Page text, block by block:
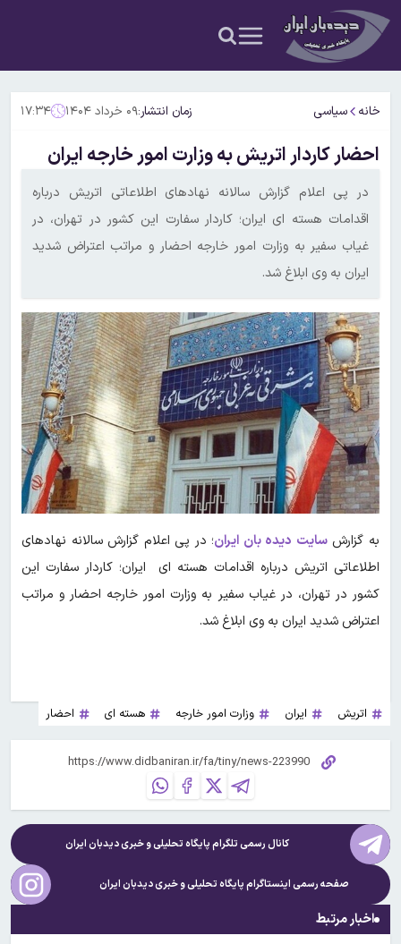
خانه سیاسی زمان انتشار:۰۹ خرداد ۱۴۰۴ ۱۷:۳۴
احضار کاردار اتریش به وزارت امور خارجه ایران
در پی اعلام گزارش سالانه نهادهای اطلاعاتی اتریش درباره
اقدامات هسته ای ایران؛ کاردار سفارت این کشور در تهران، در
غیاب سفیر به وزارت امور خارجه احضار و مراتب اعتراض شدید
ایران به وی ابلاغ شد.
به گزارشسایت دیده بان ایران؛ در پی اعلام گزارش سالانه نهادهای
اطلاعاتی اتریش درباره اقدامات هسته ای ایران؛ کاردار سفارت این
کشور در تهران، در غیاب سفیر به وزارت امور خارجه احضار و مراتب
اعتراض شدید ایران به وی ابلاغ شد.
اتریش ایران وزارت امور خارجه هسته ای احضار
کانال رسمی تلگرام پایگاه تحلیلی و خبریدیدبان ایران
صفحه رسمی اینستاگرام پایگاه تحلیلی و خبریدیدبان ایران
اخبار مرتبط